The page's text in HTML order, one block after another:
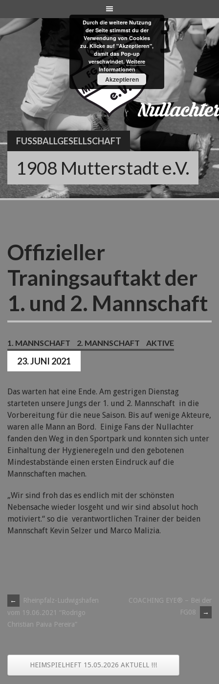
to
content
FUSSBALLGESELLSCHAFT
1908 Mutterstadt e.V.
Offizieller
Traningsauftakt der
1. und 2. Mannschaft
1. MANNSCHAFT 2. MANNSCHAFT AKTIVE
23. JUNI 2021
Das warten hat eine Ende. Am gestrigen Dienstag
starteten unsere Jungs der 1. und 2. Mannschaft in die
Vorbereitung für die neue Saison. Bis auf wenige Akteure,
waren alle Mann an Bord. Einige Fans der Nullachter
fanden den Weg in den Sportpark und konnten sich unter
Einhaltung der Hygieneregeln und den gebotenen
Mindestabstände einen ersten Eindruck auf die
Mannschaften machen.
„Wir sind froh das es endlich mit der schönsten
Nebensache wieder losgeht und wir sind absolut hoch
motiviert.“ so die verantwortlichen Trainer der beiden
Mannschaft Kevin Selzer und Marco Malizia.
Post
navigation
←
Rheinpfalz-Ludwigshafen
vom 19.06.2021 “Rodrigo
Christian Paiva Pereira”
COACHING EYE® – Bei der
FG08
→
HEIMSPIELHEFT 15.05.2026 AKTUELL !!!
Durch die weitere Nutzung
der Seite stimmst du der
Verwendung von Cookies
zu. Klicke auf "Akzeptieren",
damit das Pop-up
verschwindet.Weitere
Informationen
Akzeptieren